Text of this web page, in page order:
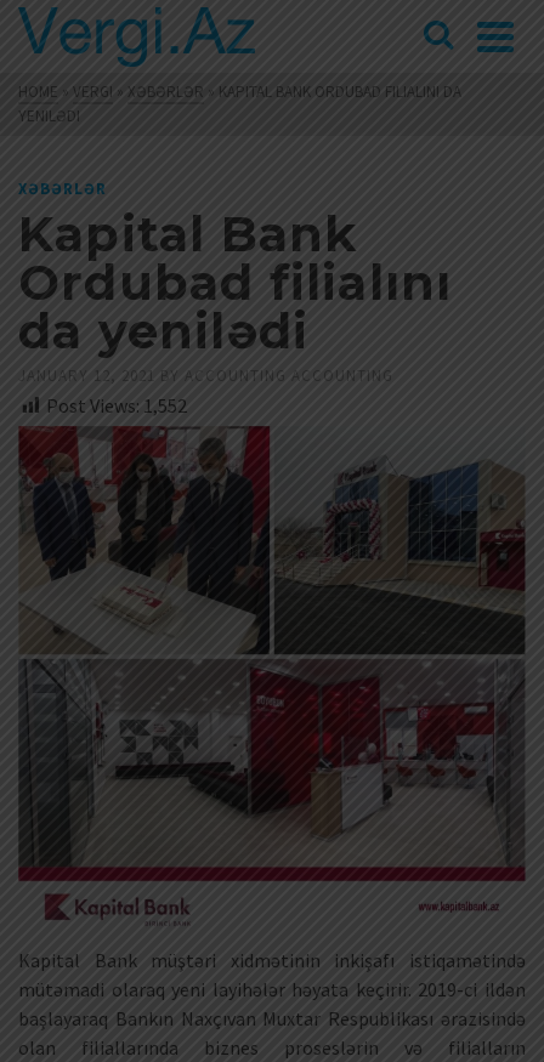
HOME » VERGI » XƏBƏRLƏR » KAPITAL BANK ORDUBAD FILIALINI DA
YENILƏDI
XƏBƏRLƏR
Kapital Bank
Ordubad filialını
da yenilədi
JANUARY 12, 2021 BY ACCOUNTING ACCOUNTING
Post Views: 1,552
Kapital Bank müştəri xidmətinin inkişafı istiqamətində
mütəmadi olaraq yeni layihələr həyata keçirir. 2019-ci ildən
başlayaraq Bankın Naxçıvan Muxtar Respublikası ərazisində
olan filiallarında biznes proseslərin və filialların